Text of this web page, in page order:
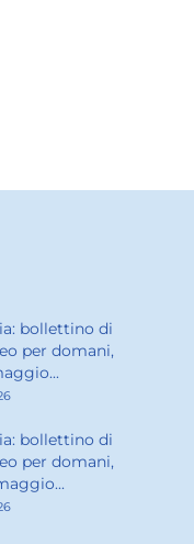
bollettino di
per domani,
bollettino di
per domani,